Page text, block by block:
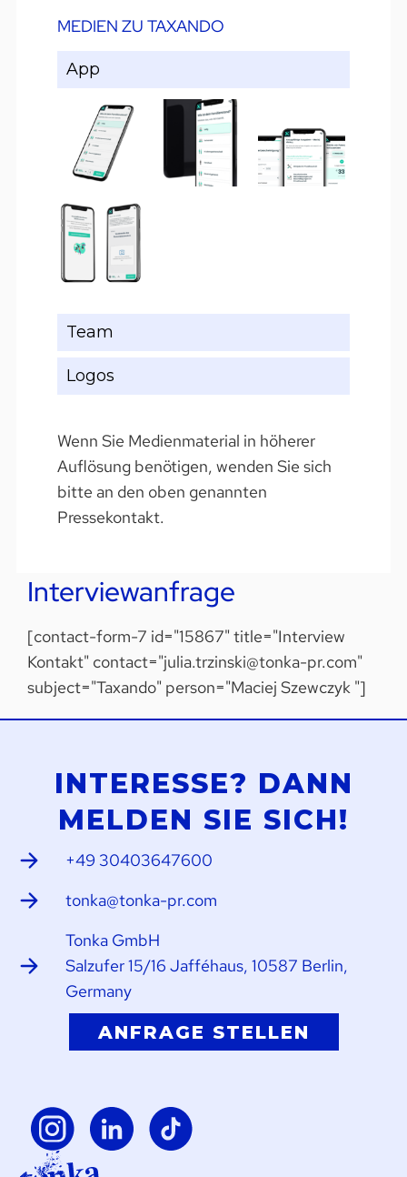
MEDIEN ZU TAXANDO
App
Team
Logos
Wenn Sie Medienmaterial in höherer
Auflösung benötigen, wenden Sie sich
bitte an den oben genannten
Pressekontakt.
Interviewanfrage
[contact-form-7 id="15867" title="Interview
Kontakt" contact="julia.trzinski@tonka-pr.com"
subject="Taxando" person="Maciej Szewczyk "]
INTERESSE? DANN
MELDEN SIE SICH!
+49 30403647600
tonka@tonka-pr.com
Tonka GmbH
Salzufer 15/16 Jafféhaus, 10587 Berlin,
Germany
ANFRAGE STELLEN